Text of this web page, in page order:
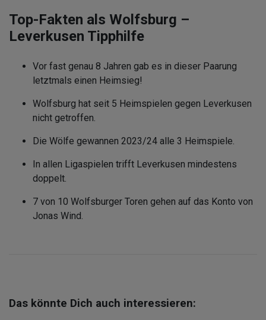
Top-Fakten als Wolfsburg –
Leverkusen Tipphilfe
Vor fast genau 8 Jahren gab es in dieser Paarung
letztmals einen Heimsieg!
Wolfsburg hat seit 5 Heimspielen gegen Leverkusen
nicht getroffen.
Die Wölfe gewannen 2023/24 alle 3 Heimspiele.
In allen Ligaspielen trifft Leverkusen mindestens
doppelt.
7 von 10 Wolfsburger Toren gehen auf das Konto von
Jonas Wind.
Das könnte Dich auch interessieren: